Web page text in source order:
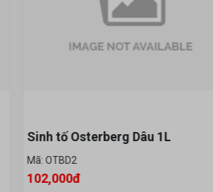
Sinh tố Osterberg Dâu 1L
Mã: OTBD2
102,000đ